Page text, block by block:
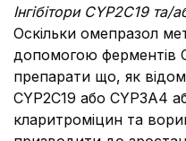
Інгібітори CYP2C19 та/
Оскільки омепразол
допомогою ферментів
препарати що, як
CYP2C19 або CYP3A4
кларитроміцин та